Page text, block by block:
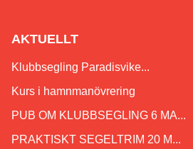
AKTUELLT
Klubbsegling Paradisvike...
Kurs i hamnmanövrering
PUB OM KLUBBSEGLING 6 MA...
PRAKTISKT SEGELTRIM 20 M...